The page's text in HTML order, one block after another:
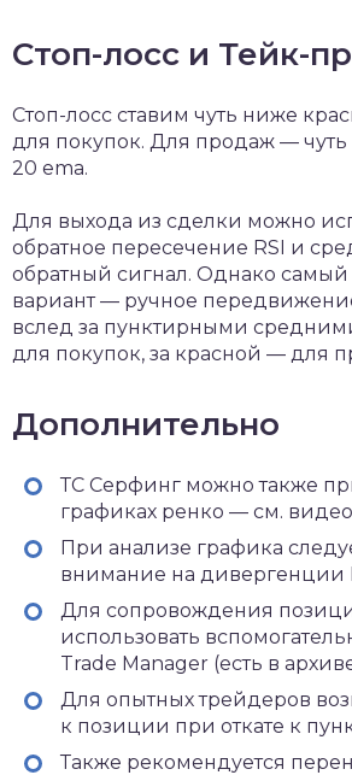
Стоп-лосс и Тейк-
Стоп-лосс ставим чуть ниже
для покупок. Для продаж —
20 ema.
Для выхода из сделки можно
обратное пересечение RSI и
обратный сигнал. Однако
вариант — ручное
вслед за пунктирными
для покупок, за красной — для
Дополнительно
ТС Серфинг можно также
графиках ренко — см. видео
При анализе графика
внимание на дивергенции
Для сопровождения
использовать
Trade Manager (есть в
Для опытных трейдеров
к позиции при откате к
Также рекомендуется